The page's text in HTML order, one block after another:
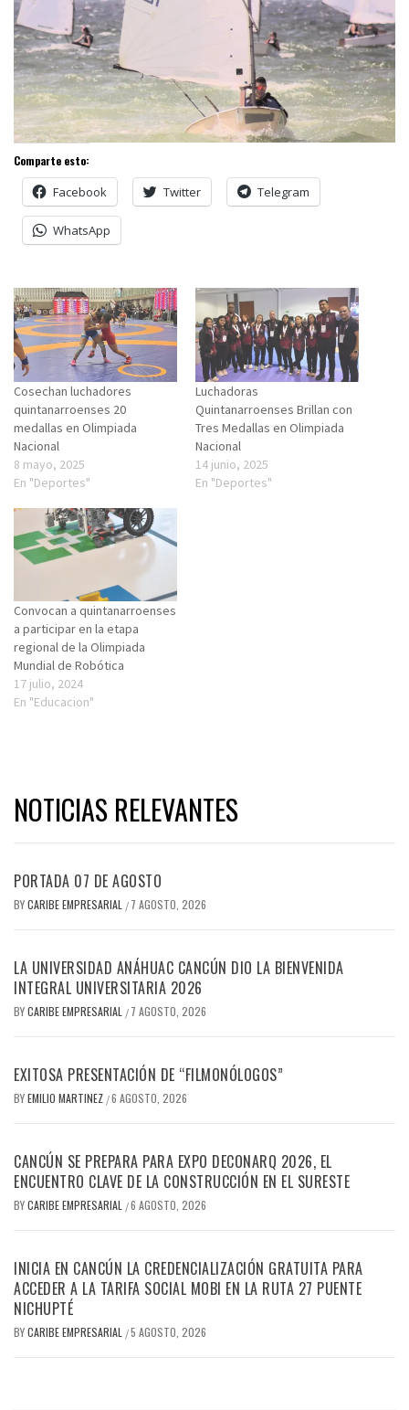
Comparte esto:
Facebook Twitter Telegram
WhatsApp
Cosechan luchadores
quintanarroenses 20
medallas en Olimpiada
Nacional
8 mayo, 2025
En "Deportes"
Luchadoras
Quintanarroenses Brillan con
Tres Medallas en Olimpiada
Nacional
14 junio, 2025
En "Deportes"
Convocan a quintanarroenses
a participar en la etapa
regional de la Olimpiada
Mundial de Robótica
17 julio, 2024
En "Educacion"
NOTICIAS RELEVANTES
PORTADA 07 DE AGOSTO
BYCARIBE EMPRESARIAL / 7 AGOSTO, 2026
LA UNIVERSIDAD ANÁHUAC CANCÚN DIO LA BIENVENIDA
INTEGRAL UNIVERSITARIA 2026
BYCARIBE EMPRESARIAL / 7 AGOSTO, 2026
EXITOSA PRESENTACIÓN DE “FILMONÓLOGOS”
BYEMILIO MARTINEZ /6 AGOSTO, 2026
CANCÚN SE PREPARA PARA EXPO DECONARQ 2026, EL
ENCUENTRO CLAVE DE LA CONSTRUCCIÓN EN EL SURESTE
BYCARIBE EMPRESARIAL /6 AGOSTO, 2026
INICIA EN CANCÚN LA CREDENCIALIZACIÓN GRATUITA PARA
ACCEDER A LA TARIFA SOCIAL MOBI EN LA RUTA 27 PUENTE
NICHUPTÉ
BYCARIBE EMPRESARIAL /5 AGOSTO, 2026